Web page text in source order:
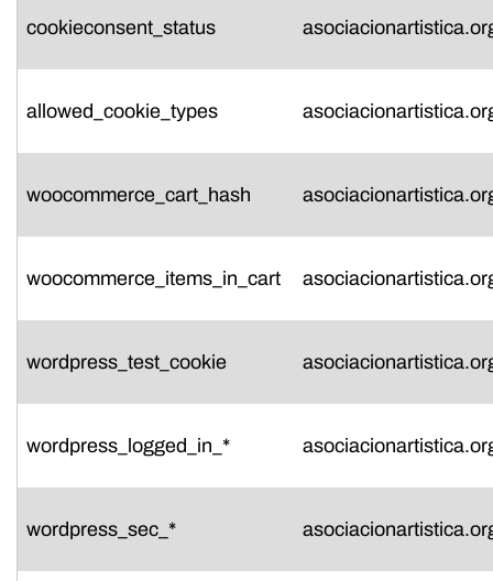
cookieconsent_status
allowed_cookie_types
woocommerce_cart_hash
woocommerce_items_in_cart
wordpress_test_cookie
wordpress_logged_in_*
wordpress_sec_*